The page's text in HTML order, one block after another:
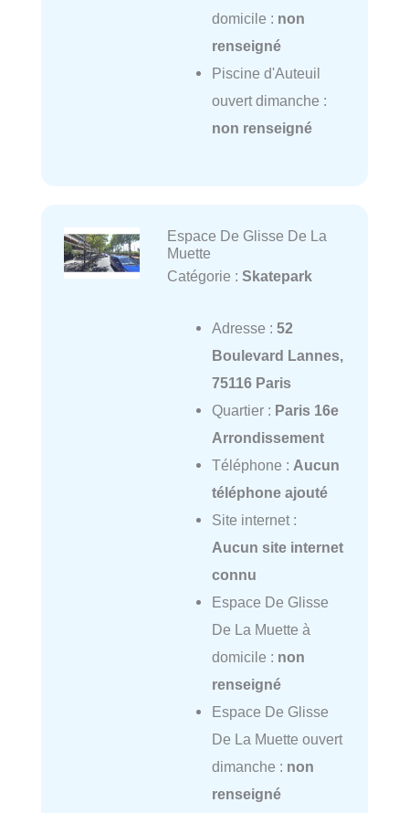
domicile : non
renseigné
Piscine d'Auteuil
ouvert dimanche :
non renseigné
Espace De Glisse De La
Muette
Catégorie : Skatepark
Adresse : 52
Boulevard Lannes,
75116 Paris
Quartier : Paris 16e
Arrondissement
Téléphone : Aucun
téléphone ajouté
Site internet :
Aucun site internet
connu
Espace De Glisse
De La Muette à
domicile : non
renseigné
Espace De Glisse
De La Muette ouvert
dimanche : non
renseigné